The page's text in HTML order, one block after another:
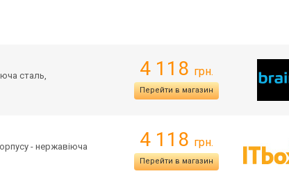
сталь,
4 118 грн.
Перейти в магазин
- нержавіюча
4 118 грн.
Перейти в магазин